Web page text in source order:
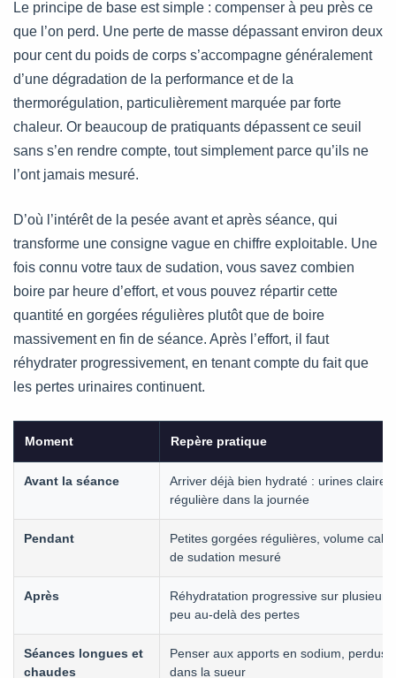
Le principe de base est simple : compenser à peu près ce
que l’on perd. Une perte de masse dépassant environ deux
pour cent du poids de corps s’accompagne généralement
d’une dégradation de la performance et de la
thermorégulation, particulièrement marquée par forte
chaleur. Or beaucoup de pratiquants dépassent ce seuil
sans s’en rendre compte, tout simplement parce qu’ils ne
l’ont jamais mesuré.
D’où l’intérêt de la pesée avant et après séance, qui
transforme une consigne vague en chiffre exploitable. Une
fois connu votre taux de sudation, vous savez combien
boire par heure d’effort, et vous pouvez répartir cette
quantité en gorgées régulières plutôt que de boire
massivement en fin de séance. Après l’effort, il faut
réhydrater progressivement, en tenant compte du fait que
les pertes urinaires continuent.
Moment Repère pratique
Avant la séance
Arriver déjà bien hydraté : urines
régulière dans la journée
Pendant
Petites gorgées régulières, volume calé
de sudation mesuré
Après
Réhydratation progressive sur
peu au-delà des pertes
Séances longues et
chaudes
Penser aux apports en sodium, perdus
dans la sueur